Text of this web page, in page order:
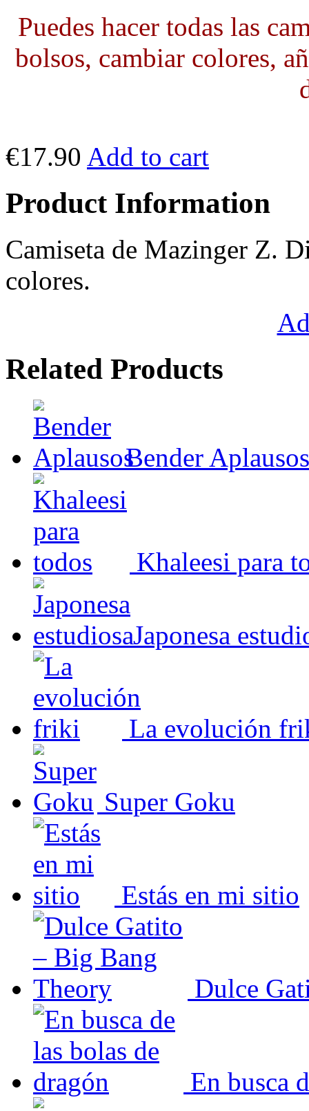
Puedes hacer todas las
bolsos, cambiar colores,
€17.90 Add to cart
Product Information
Camiseta de Mazinger Z.
colores.
Related Products
Bender Aplausos
Khaleesi para
Japonesa
La evolución
Super Goku
Estás en mi sitio
Dulce
En busca